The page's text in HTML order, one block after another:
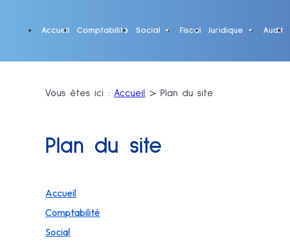
Accueil Comptabilité Social Fiscal Juridique Audit
Vous êtes ici : Accueil > Plan du site
Plan du site
Accueil
Comptabilité
Social